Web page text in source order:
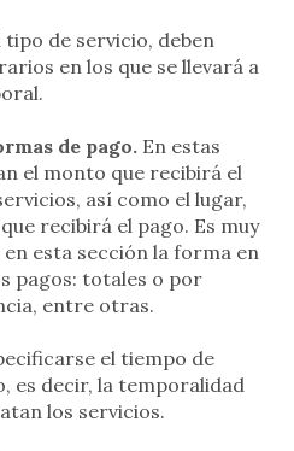
tipo de servicio, deben
en los que se llevará a
de pago. En estas
el monto que recibirá el
así como el lugar,
recibirá el pago. Es muy
esta sección la forma en
pagos: totales o por
entre otras.
el tiempo de
es decir, la temporalidad
los servicios.